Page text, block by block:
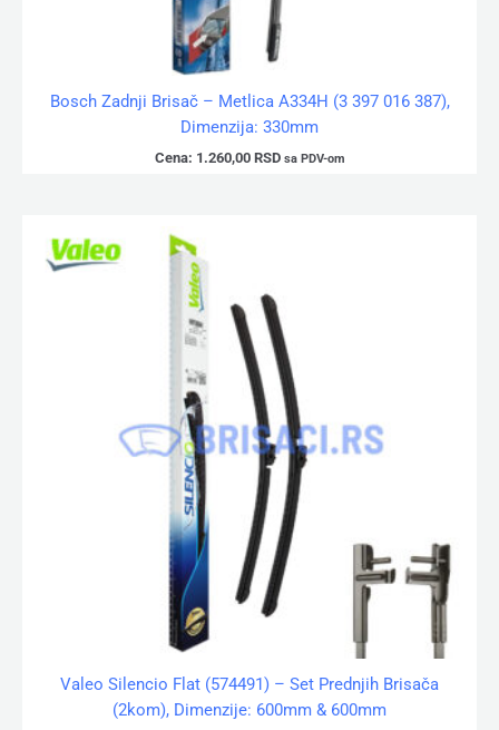
Bosch Zadnji Brisač – Metlica A334H (3 397 016 387),
Dimenzija: 330mm
Cena: 1.260,00 RSD sa PDV-om
Valeo Silencio Flat (574491) – Set Prednjih Brisača
(2kom), Dimenzije: 600mm & 600mm